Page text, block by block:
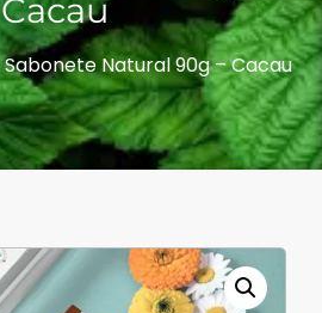
Cacau
Sabonete Natural 90g – Cacau